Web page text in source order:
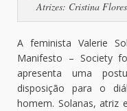
Atrizes: Cristina
A feminista Valerie
Manifesto – Society
apresenta uma
disposição para o
homem. Solanas, atriz